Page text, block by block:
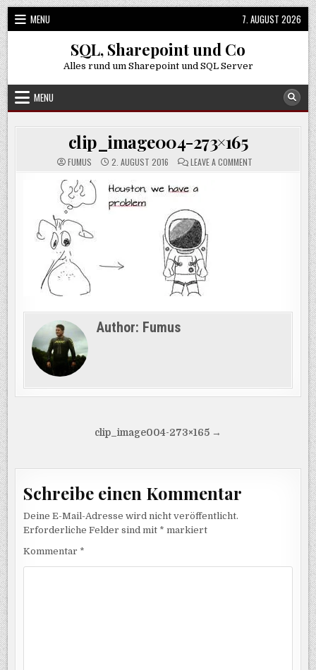
Skip
to
content
MENU 7. AUGUST 2026
SQL, Sharepoint und Co
Alles rund um Sharepoint und SQL Server
MENU
clip_image004-273×165
FUMUS 2. AUGUST 2016 LEAVE A COMMENTON
Author: Fumus
Beitragsnavigation
clip_image004-273×165 →
Schreibe einen Kommentar
Deine E-Mail-Adresse wird nicht veröffentlicht.
Erforderliche Felder sind mit * markiert
Kommentar *